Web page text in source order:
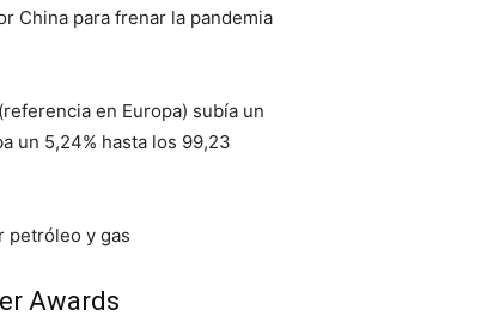
China para frenar la pandemia
en Europa) subía un
un 5,24% hasta los 99,23
petróleo y gas
Awards